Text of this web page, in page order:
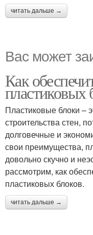
читать дальше →
Вас может
Как
пластиковых
Пластиковые блоки –
строительства стен,
долговечные и
свои преимущества,
довольно скучно и
рассмотрим, как
пластиковых блоков.
читать дальше →